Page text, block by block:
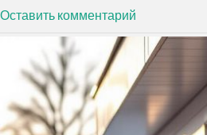
Оставить комментарий